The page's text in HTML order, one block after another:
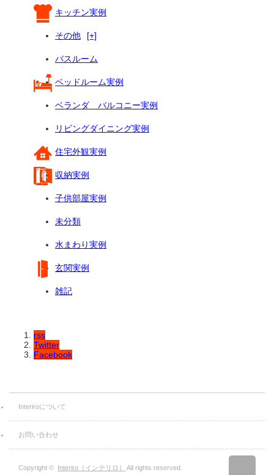
キッチン実例
その他 [+]
バスルーム
ベッドルーム実例
ベランダ バルコニー実例
リビングダイニング実例
住宅外観実例
収納実例
子供部屋実例
未分類
水まわり実例
玄関実例
雑記
rss
Twitter
Facebook
Interiroについて
お問い合わせ
Copyright © Interiro［インテリロ］ All rights reserved.